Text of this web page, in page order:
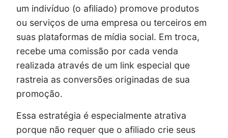
um indivíduo (o afiliado) promove produtos
ou serviços de uma empresa ou terceiros em
suas plataformas de mídia social. Em troca,
recebe uma comissão por cada venda
realizada através de um link especial que
rastreia as conversões originadas de sua
promoção.
Essa estratégia é especialmente atrativa
porque não requer que o afiliado crie seus